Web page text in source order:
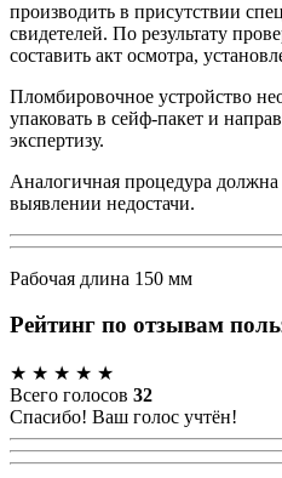
производить в присутствии
свидетелей. По результату
составить акт осмотра,
Пломбировочное устройство
упаковать в сейф-пакет и
экспертизу.
Аналогичная процедура
выявлении недостачи.
Рабочая длина 150 мм
Рейтинг по отзывам
★ ★ ★ ★ ★
Всего голосов 32
Спасибо! Ваш голос учтён!